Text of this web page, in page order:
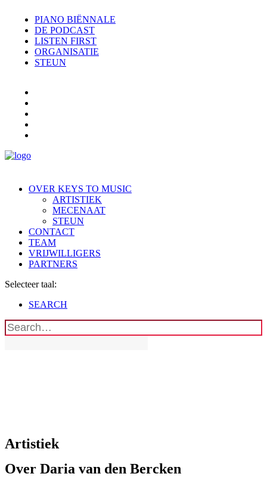
PIANO BIËNNALE
DE PODCAST
LISTEN FIRST
ORGANISATIE
STEUN
OVER KEYS TO MUSIC
ARTISTIEK
MECENAAT
STEUN
CONTACT
TEAM
VRIJWILLIGERS
PARTNERS
Selecteer taal:
SEARCH
Artistiek
Over Daria van den Bercken